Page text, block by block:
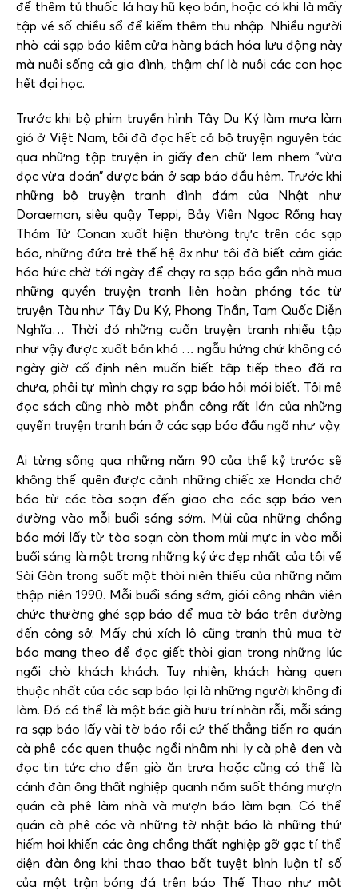
để thêm tủ thuốc lá hay hũ kẹo bán, hoặc có khi là mấy
tập vé số chiều sổ để kiếm thêm thu nhập. Nhiều người
nhờ cái sạp báo kiêm cửa hàng bách hóa lưu động này
mà nuôi sống cả gia đình, thậm chí là nuôi các con học
hết đại học.
Trước khi bộ phim truyền hình Tây Du Ký làm mưa làm
gió ở Việt Nam, tôi đã đọc hết cả bộ truyện nguyên tác
qua những tập truyện in giấy đen chữ lem nhem “vừa
đọc vừa đoán” được bán ở sạp báo đầu hẻm. Trước khi
những bộ truyện tranh đình đám của Nhật như
Doraemon, siêu quậy Teppi, Bảy Viên Ngọc Rồng hay
Thám Tử Conan xuất hiện thường trực trên các sạp
báo, những đứa trẻ thế hệ 8x như tôi đã biết cảm giác
háo hức chờ tới ngày để chạy ra sạp báo gần nhà mua
những quyền truyện tranh liên hoàn phóng tác từ
truyện Tàu như Tây Du Ký, Phong Thần, Tam Quốc Diễn
Nghĩa… Thời đó những cuốn truyện tranh nhiều tập
như vậy được xuất bản khá … ngẫu hứng chứ không có
ngày giờ cố định nên muốn biết tập tiếp theo đã ra
chưa, phải tự mình chạy ra sạp báo hỏi mới biết. Tôi mê
đọc sách cũng nhờ một phần công rất lớn của những
quyển truyện tranh bán ở các sạp báo đầu ngõ như vậy.
Ai từng sống qua những năm 90 của thế kỷ trước sẽ
không thể quên được cảnh những chiếc xe Honda chở
báo từ các tòa soạn đến giao cho các sạp báo ven
đường vào mỗi buổi sáng sớm. Mùi của những chồng
báo mới lấy từ tòa soạn còn thơm mùi mực in vào mỗi
buổi sáng là một trong những ký ức đẹp nhất của tôi về
Sài Gòn trong suốt một thời niên thiếu của những năm
thập niên 1990. Mỗi buổi sáng sớm, giới công nhân viên
chức thường ghé sạp báo để mua tờ báo trên đường
đến công sở. Mấy chú xích lô cũng tranh thủ mua tờ
báo mang theo để đọc giết thời gian trong những lúc
ngồi chờ khách khách. Tuy nhiên, khách hàng quen
thuộc nhất của các sạp báo lại là những người không đi
làm. Đó có thể là một bác già hưu trí nhàn rỗi, mỗi sáng
ra sạp báo lấy vài tờ báo rồi cứ thế thẳng tiến ra quán
cà phê cóc quen thuộc ngồi nhâm nhi ly cà phê đen và
đọc tin tức cho đến giờ ăn trưa hoặc cũng có thể là
cánh đàn ông thất nghiệp quanh năm suốt tháng mượn
quán cà phê làm nhà và mượn báo làm bạn. Có thể
quán cà phê cóc và những tờ nhật báo là những thứ
hiếm hoi khiến các ông chồng thất nghiệp gỡ gạc tí thể
diện đàn ông khi thao thao bất tuyệt bình luận tỉ số
của một trận bóng đá trên báo Thể Thao như một